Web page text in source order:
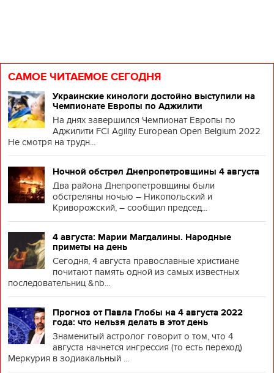
САМОЕ ЧИТАЕМОЕ СЕГОДНЯ
Украинские кинологи достойно выступили на
Чемпионате Европы по Аджилити
На днях завершился Чемпионат Европы по
Аджилити FCI Agility European Open Belgium 2022
Не смотря на трудн...
Ночной обстрел Днепропетровщины 4 августа
Два района Днепропетровщины были
обстреляны ночью – Никопольский и
Криворожский, – сообщил председ...
4 августа: Марии Магдалины. Народные
приметы на день
Сегодня, 4 августа православные христиане
почитают память одной из самых известных
последовательниц &nb...
Прогноз от Павла Глобы на 4 августа 2022
года: что нельзя делать в этот день
Знаменитый астролог говорит о том, что 4
августа начнется ингрессия (то есть переход)
Меркурия в зодиакальный ...